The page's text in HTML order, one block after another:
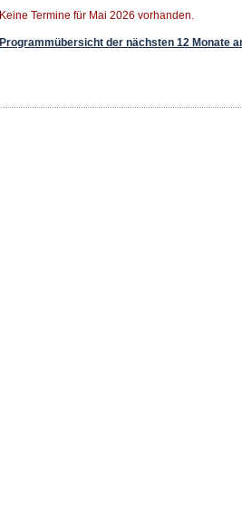
Keine Termine für Mai 2026 vorhanden.
Programmübersicht der nächsten 12 Monate